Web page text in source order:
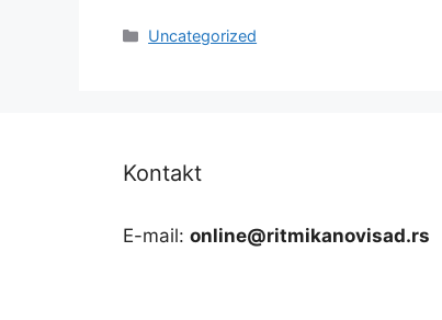
Categories
Uncategorized
Kontakt
E-mail: online@ritmikanovisad.rs